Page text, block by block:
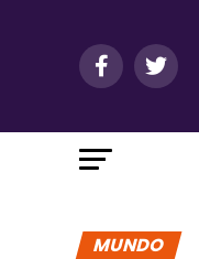
MUNDO